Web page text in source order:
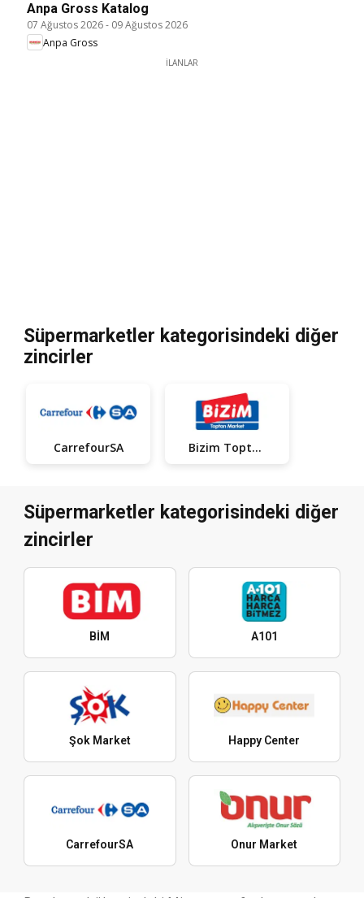
Anpa Gross Katalog
07 Ağustos 2026- 09 Ağustos 2026
Anpa Gross
İLANLAR
Süpermarketler kategorisindeki diğer
zincirler
CarrefourSA Bizim Toptan
Süpermarketler kategorisindeki diğer
zincirler
BİM A101
Şok Market Happy Center
CarrefourSA Onur Market